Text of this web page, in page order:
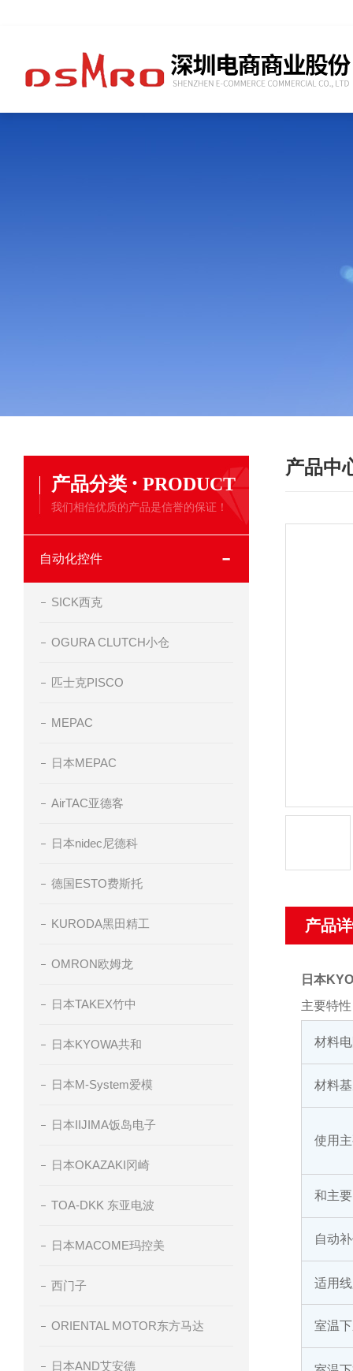
产品分类 · PRODUCT
我们相信优质的产品是信誉的保证！
自动化控件
SICK西克
OGURA CLUTCH小仓
匹士克PISCO
MEPAC
日本MEPAC
AirTAC亚德客
日本nidec尼德科
德国ESTO费斯托
KURODA黑田精工
OMRON欧姆龙
日本TAKEX竹中
日本KYOWA共和
日本M-System爱模
日本IIJIMA饭岛电子
日本OKAZAKI冈崎
TOA-DKK 东亚电波
日本MACOME玛控美
西门子
ORIENTAL MOTOR东方马达
日本AND艾安德
产品中
产品
日本
主要特性
材料
材料
使用
和主
自动
适用
室温